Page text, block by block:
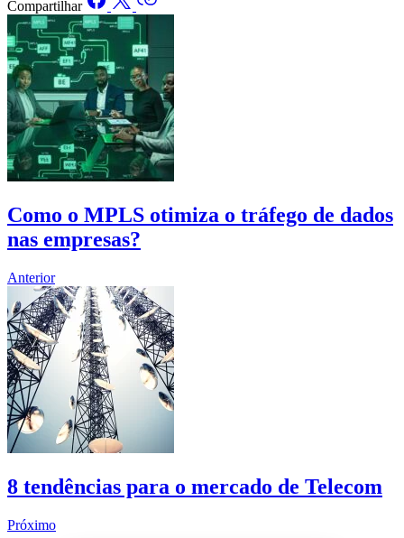
Compartilhar
Como o MPLS otimiza o tráfego de dados
nas empresas?
Anterior
8 tendências para o mercado de Telecom
Próximo